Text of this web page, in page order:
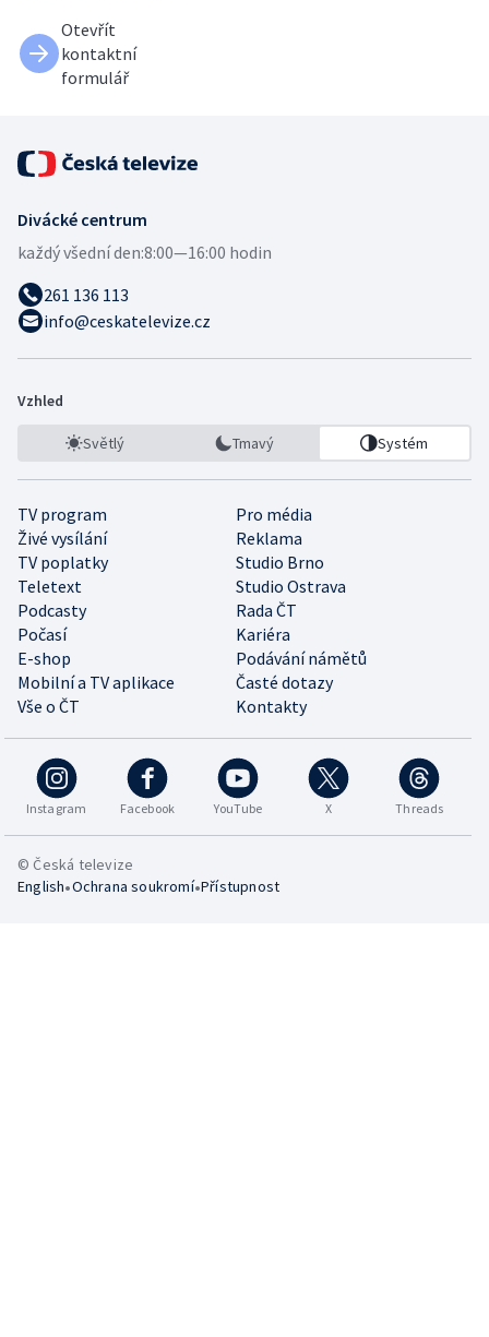
Otevřít
kontaktní
formulář
Divácké centrum
každý všední den:8:00—16:00 hodin
261 136 113
info@ceskatelevize.cz
Vzhled
Světlý Tmavý Systém
TV program
Pro média
Živé vysílání
Reklama
TV poplatky
Studio Brno
Teletext
Studio Ostrava
Podcasty
Rada ČT
Počasí
Kariéra
E-shop
Podávání námětů
Mobilní a TV aplikace
Časté dotazy
Vše o ČT
Kontakty
Instagram Facebook YouTube X Threads
© Česká televize
English•Ochrana soukromí•Přístupnost